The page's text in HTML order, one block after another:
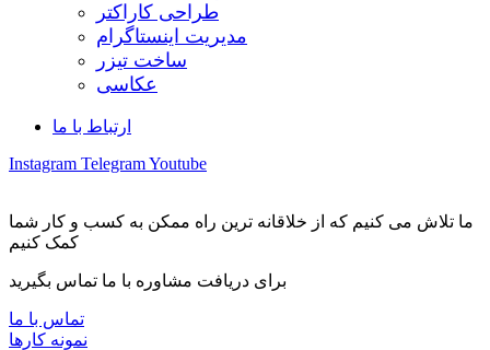
طراحی کاراکتر
مدیریت اینستاگرام
ساخت تیزر
عکاسی
ارتباط با ما
Instagram TelegramYoutube
ما تلاش می کنیم که از خلاقانه ترین راه ممکن به کسب و کار شما
کمک کنیم
برای دریافت مشاوره با ما تماس بگیرید
تماس با ما
نمونه کارها